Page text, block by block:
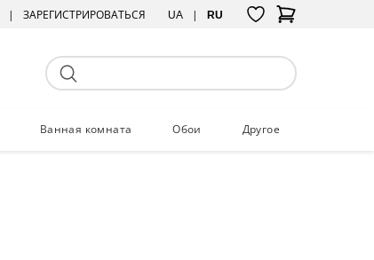
ЗАРЕГИСТРИРОВАТЬСЯ UA RU
Ванная комната Обои Другое